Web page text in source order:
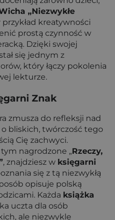
„Niezwykłe
kreatywności
prostą czynność w
Dzięki swojej
się jednym z
który łączy pokolenia
lekturze.
Znak
zmusza do refleksji nad
bliskich, twórczość tego
Cię zachwyci.
nagrodzone „Rzeczy,
, znajdziesz w księgarni
się z tą niezwykłą
opisuje polską
Każda książka
uczta dla osób
ale niezwykle